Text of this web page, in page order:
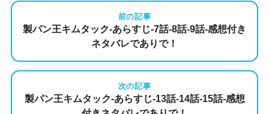
前の記事
製パン王キムタック-あらすじ-7話-8話-9話-感想付き
ネタバレでありで！
次の記事
製パン王キムタック-あらすじ-13話-14話-15話-感想